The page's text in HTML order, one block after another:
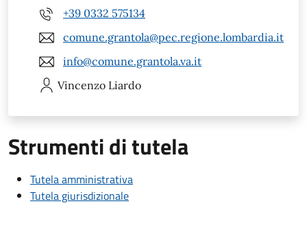
+39 0332 575134
comune.grantola@pec.regione.lombardia.it
info@comune.grantola.va.it
Vincenzo Liardo
Strumenti di tutela
Tutela amministrativa
Tutela giurisdizionale